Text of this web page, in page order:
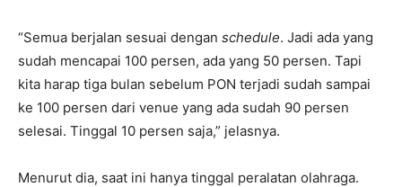
“Semua berjalan sesuai dengan schedule. Jadi ada yang
sudah mencapai 100 persen, ada yang 50 persen. Tapi
kita harap tiga bulan sebelum PON terjadi sudah sampai
ke 100 persen dari venue yang ada sudah 90 persen
selesai. Tinggal 10 persen saja,” jelasnya.
Menurut dia, saat ini hanya tinggal peralatan olahraga.